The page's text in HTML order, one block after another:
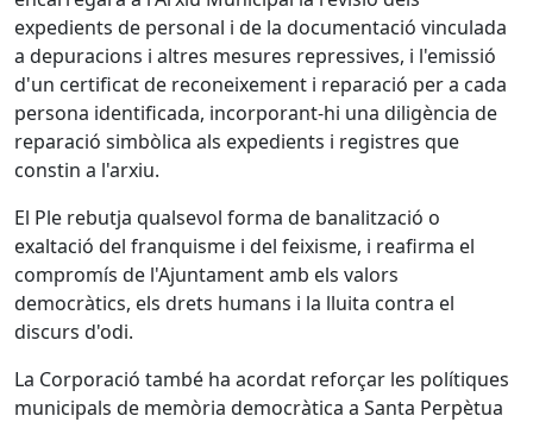
expedients de personal i de la documentació vinculada
a depuracions i altres mesures repressives, i l'emissió
d'un certificat de reconeixement i reparació per a cada
persona identificada, incorporant-hi una diligència de
reparació simbòlica als expedients i registres que
constin a l'arxiu.
El Ple rebutja qualsevol forma de banalització o
exaltació del franquisme i del feixisme, i reafirma el
compromís de l'Ajuntament amb els valors
democràtics, els drets humans i la lluita contra el
discurs d'odi.
La Corporació també ha acordat reforçar les polítiques
municipals de memòria democràtica a Santa Perpètua